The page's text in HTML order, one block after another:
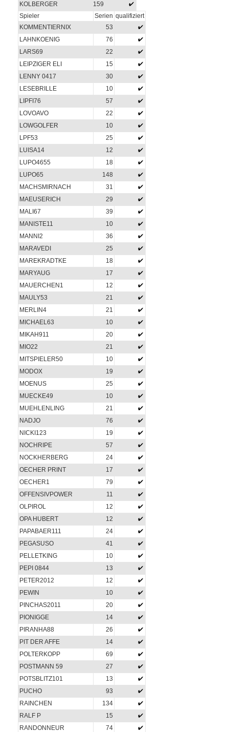
KOLBERGER
159
Spieler
Serien qualifiziert
KOMMENTIERNIX
53
LAHNKOENIG
76
LARS69
22
LEIPZIGER ELI
15
LENNY 0417
30
LESEBRILLE
10
LIPFI76
57
LOVOAVO
22
LOWGOLFER
10
LPF53
25
LUISA14
12
LUPO4655
18
LUPO65
148
MACHSMIRNACH
31
MAEUSERICH
29
MALI67
39
MANISTE11
10
MANNI2
36
MARAVEDI
25
MAREKRADTKE
18
MARYAUG
17
MAUERCHEN1
12
MAULY53
21
MERLIN4
21
MICHAEL63
10
MIKAH911
20
MIO22
21
MITSPIELER50
10
MODOX
19
MOENUS
25
MUECKE49
10
MUEHLENLING
21
NADJO
76
NICKI123
19
NOCHRIPE
57
NOCKHERBERG
24
OECHER PRINT
17
OECHER1
79
OFFENSIVPOWER
11
OLPIROL
12
OPA HUBERT
12
PAPABAER111
24
PEGASUSO
41
PELLETKING
10
PEPI 0844
13
PETER2012
12
PEWIN
10
PINCHAS2011
20
PIONIGGE
14
PIRANHA88
26
PIT DER AFFE
14
POLTERKOPP
69
POSTMANN 59
27
POTSBLITZ101
13
PUCHO
93
RAINCHEN
134
RALF P
15
RANDONNEUR
74